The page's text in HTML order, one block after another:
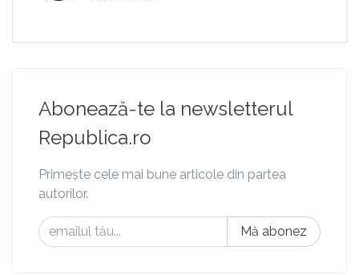
Abonează-te la newsletterul
Republica.ro
Primește cele mai bune articole din partea
autorilor.
Mă abonez